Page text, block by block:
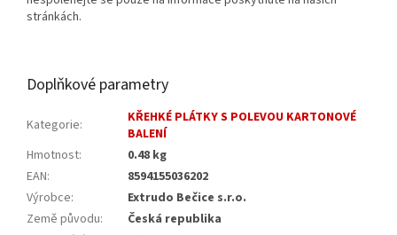
stránkách.
Doplňkové parametry
Kategorie:
KŘEHKÉ PLÁTKY S POLEVOU KARTONOVÉ
BALENÍ
Hmotnost:
0.48 kg
EAN:
8594155036202
Výrobce:
Extrudo Bečice s.r.o.
Země původu:
Česká republika